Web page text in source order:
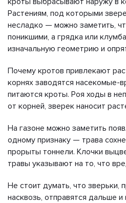
Растениям, под которыми
несладко — можно заметить,
поникшими, а грядка или
изначальную геометрию и
Почему кротов привлекают
корнях заводятся насекомые-
питаются кроты. Роя ходы в
от корней, зверек наносит
На газоне можно заметить
одному признаку — трава
прорыты тоннели. Клочки
травы указывают на то, что
Не стоит думать, что зверьки,
насквозь, отправятся дальше